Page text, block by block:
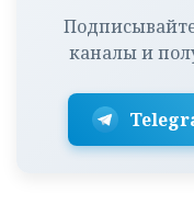
каналы и